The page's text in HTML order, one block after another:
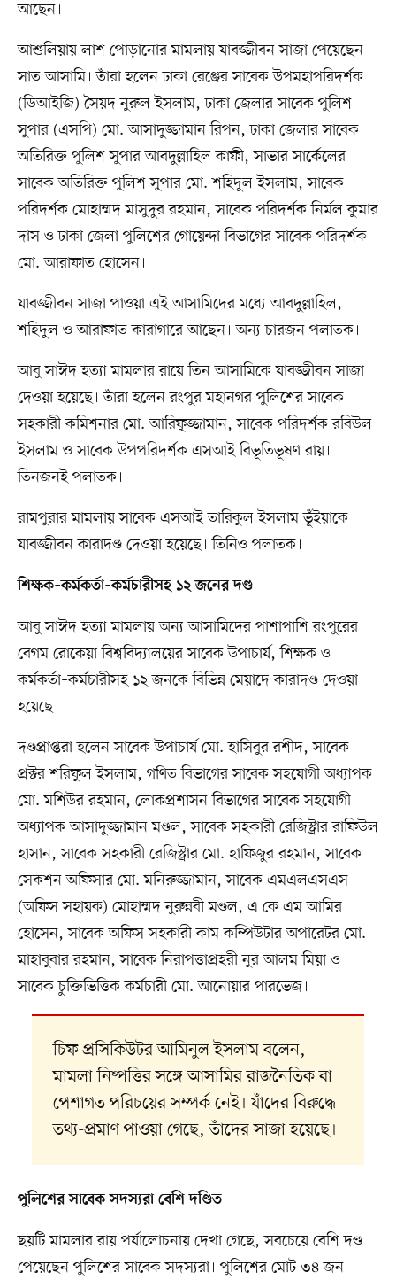
আছেন।
আশুলিয়ায় লাশ পোড়ানোর মামলায় যাবজ্জীবন সাজা পেয়েছেন
সাত আসামি। তাঁরা হলেন ঢাকা রেঞ্জের সাবেক উপমহাপরিদর্শক
(ডিআইজি) সৈয়দ নুরুল ইসলাম, ঢাকা জেলার সাবেক পুলিশ
সুপার (এসপি) মো. আসাদুজ্জামান রিপন, ঢাকা জেলার সাবেক
অতিরিক্ত পুলিশ সুপার আবদুল্লাহিল কাফী, সাভার সার্কেলের
সাবেক অতিরিক্ত পুলিশ সুপার মো. শহিদুল ইসলাম, সাবেক
পরিদর্শক মোহাম্মদ মাসুদুর রহমান, সাবেক পরিদর্শক নির্মল কুমার
দাস ও ঢাকা জেলা পুলিশের গোয়েন্দা বিভাগের সাবেক পরিদর্শক
মো. আরাফাত হোসেন।
যাবজ্জীবন সাজা পাওয়া এই আসামিদের মধ্যে আবদুল্লাহিল,
শহিদুল ও আরাফাত কারাগারে আছেন। অন্য চারজন পলাতক।
আবু সাঈদ হত্যা মামলার রায়ে তিন আসামিকে যাবজ্জীবন সাজা
দেওয়া হয়েছে। তাঁরা হলেন রংপুর মহানগর পুলিশের সাবেক
সহকারী কমিশনার মো. আরিফুজ্জামান, সাবেক পরিদর্শক রবিউল
ইসলাম ও সাবেক উপপরিদর্শক এসআই বিভূতিভূষণ রায়।
তিনজনই পলাতক।
রামপুরার মামলায় সাবেক এসআই তারিকুল ইসলাম ভূঁইয়াকে
যাবজ্জীবন কারাদণ্ড দেওয়া হয়েছে। তিনিও পলাতক।
শিক্ষক–কর্মকর্তা–কর্মচারীসহ ১২ জনের দণ্ড
আবু সাঈদ হত্যা মামলায় অন্য আসামিদের পাশাপাশি রংপুরের
বেগম রোকেয়া বিশ্ববিদ্যালয়ের সাবেক উপাচার্য, শিক্ষক ও
কর্মকর্তা–কর্মচারীসহ ১২ জনকে বিভিন্ন মেয়াদে কারাদণ্ড দেওয়া
হয়েছে।
দণ্ডপ্রাপ্তরা হলেন সাবেক উপাচার্য মো. হাসিবুর রশীদ, সাবেক
প্রক্টর শরিফুল ইসলাম, গণিত বিভাগের সাবেক সহযোগী অধ্যাপক
মো. মশিউর রহমান, লোকপ্রশাসন বিভাগের সাবেক সহযোগী
অধ্যাপক আসাদুজ্জামান মণ্ডল, সাবেক সহকারী রেজিস্ট্রার রাফিউল
হাসান, সাবেক সহকারী রেজিস্ট্রার মো. হাফিজুর রহমান, সাবেক
সেকশন অফিসার মো. মনিরুজ্জামান, সাবেক এমএলএসএস
(অফিস সহায়ক) মোহাম্মদ নুরুন্নবী মণ্ডল, এ কে এম আমির
হোসেন, সাবেক অফিস সহকারী কাম কম্পিউটার অপারেটর মো.
মাহাবুবার রহমান, সাবেক নিরাপত্তাপ্রহরী নুর আলম মিয়া ও
সাবেক চুক্তিভিত্তিক কর্মচারী মো. আনোয়ার পারভেজ।
চিফ প্রসিকিউটর আমিনুল ইসলাম বলেন,
মামলা নিষ্পত্তির সঙ্গে আসামির রাজনৈতিক বা
পেশাগত পরিচয়ের সম্পর্ক নেই। যাঁদের বিরুদ্ধে
তথ্য-প্রমাণ পাওয়া গেছে, তাঁদের সাজা হয়েছে।
পুলিশের সাবেক সদস্যরা বেশি দণ্ডিত
ছয়টি মামলার রায় পর্যালোচনায় দেখা গেছে, সবচেয়ে বেশি দণ্ড
পেয়েছেন পুলিশের সাবেক সদস্যরা। পুলিশের মোট ৩৪ জন